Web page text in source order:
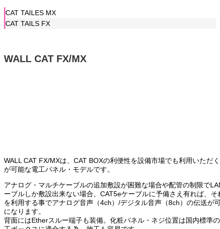
CAT TAILES MX
CAT TAILS FX
WALL CAT FX/MX
WALL CAT FX/MXは、CAT BOXの利便性を設備市場でも利用いただ
が可能な電工パネル・モデルです。
アナログ・マルチケーブルの追加敷設が困難な場合や配管の制限で
ーブルしか敷設出来ない場合、CAT5eケーブルに予備さえ有れば、そ
を利用する事でアナログ音声（4ch）/デジタル音声（8ch）の伝送が
になります。
背面にはEtherスルー端子も装備。化粧パネル・ネジ位置は国内標準